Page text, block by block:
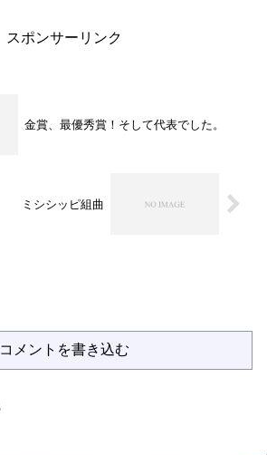
スポンサーリンク
金賞、最優秀賞！そして代表でした。
ミシシッピ組曲
コメントを書き込む